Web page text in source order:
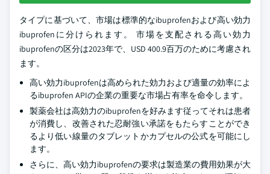
タイプに基づいて、市場は標準的なibuprofenおよび高い効力
ibuprofenに分けられます。 市場を支配される高い効力
ibuprofenの区分は2023年で、USD 400.9百万のために考慮され
ます。
高い効力ibuprofenは高められた効力および適量の効率によ
るibuprofen APIの企業の重要な市場占有率を命令します。
製薬会社は高効力のibuprofenを好みます従ってそれは患者
が消費し、改善された忍耐強い承諾をもたらすことができ
るより低い線量のタブレットかカプセルの公式を可能にし
ます。
さらに、高い効力ibuprofenの要求は製造業の費用効果が大